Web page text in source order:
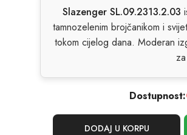
Slazenger SL.09.2313.2.03
tamnozelenim brojčanikom i
tokom cijelog dana. Moderan
Dostupnost:
DODAJ U KORPU